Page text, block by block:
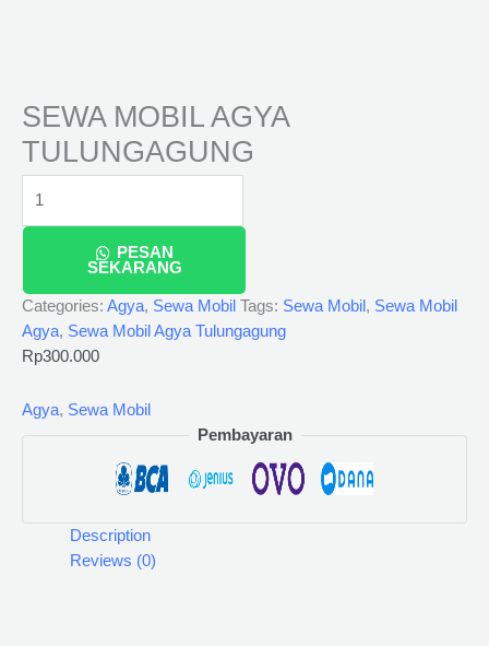
SEWA MOBIL AGYA
TULUNGAGUNG
PESAN
SEKARANG
Categories: Agya, Sewa Mobil Tags: Sewa Mobil , Sewa Mobil
Agya, Sewa Mobil Agya Tulungagung
Rp300.000
Agya, Sewa Mobil
Pembayaran
Description
Reviews (0)